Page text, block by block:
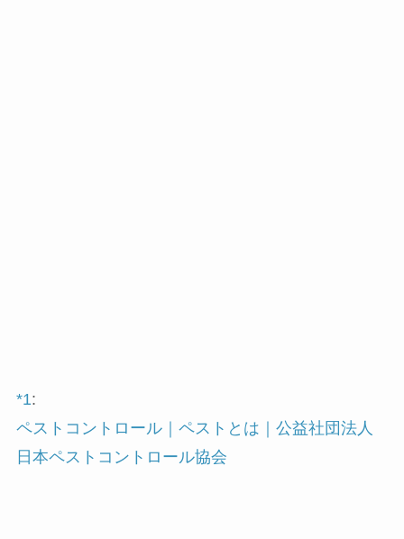
*1:
ペストコントロール｜ペストとは｜公益社団法人
日本ペストコントロール協会